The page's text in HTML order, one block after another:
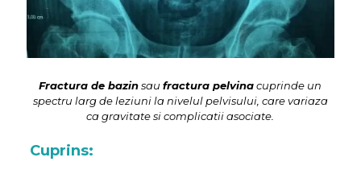
Fractura de bazinsaufractura pelvinacuprinde un
spectru larg de leziuni la nivelul pelvisului, care variaza
ca gravitate si complicatii asociate.
Cuprins: